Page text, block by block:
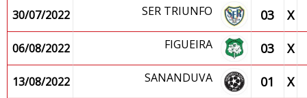
30/07/2022 SER TRIUNFO 03 X
06/08/2022 FIGUEIRA 03 X
13/08/2022 SANANDUVA 01 X